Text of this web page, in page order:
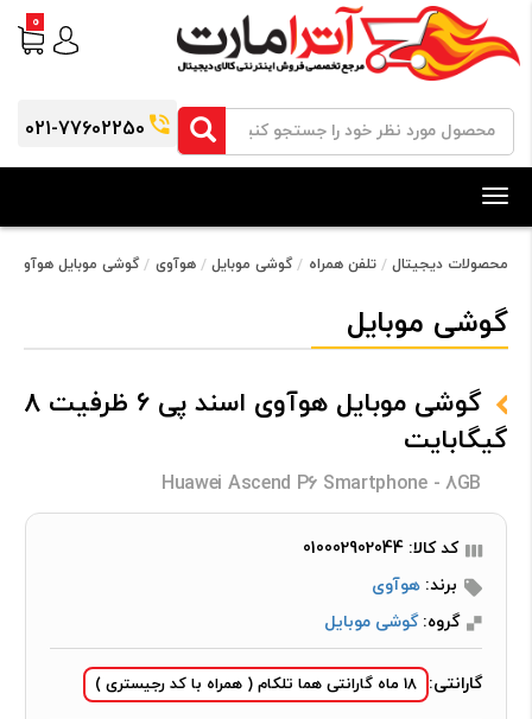
021-77602250
0
Toggle
navigation
محصولات دیجیتال تلفن همراه گوشی موبایل هوآوی گوشی موبایل هوآوی اسند پی 6
گوشی موبایل
گوشی موبایل هوآوی اسند پی 6 ظرفیت 8
گیگابایت
Huawei Ascend P6 Smartphone - 8GB
کد کالا: 010002902044
برند: هوآوی
گروه:گوشی موبایل
گارانتی: 18 ماه گارانتی هما تلکام ( همراه با کد رجیستری )